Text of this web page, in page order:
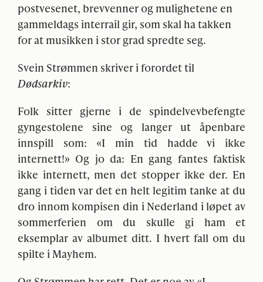
postvesenet, brevvenner og mulighetene en
gammeldags interrail gir, som skal ha takken
for at musikken i stor grad spredte seg.
Svein Strømmen skriver i forordet til
Dødsarkiv:
Folk sitter gjerne i de spindelvevbefengte
gyngestolene sine og langer ut åpenbare
innspill som: «I min tid hadde vi ikke
internett!» Og jo da: En gang fantes faktisk
ikke internett, men det stopper ikke der. En
gang i tiden var det en helt legitim tanke at du
dro innom kompisen din i Nederland i løpet av
sommerferien om du skulle gi ham et
eksemplar av albumet ditt. I hvert fall om du
spilte i Mayhem.